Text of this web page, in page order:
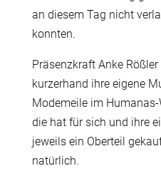
an diesem Tag nicht
konnten.
Präsenzkraft Anke
kurzerhand ihre eigene
Modemeile im
die hat für sich und ihre
jeweils ein Oberteil
natürlich.